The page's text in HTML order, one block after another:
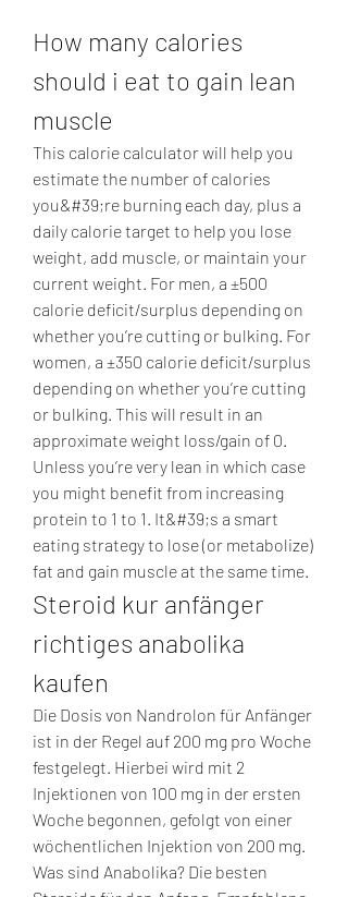
How many calories
should i eat to gain lean
muscle
This calorie calculator will help you
estimate the number of calories
you&#39;re burning each day, plus a
daily calorie target to help you lose
weight, add muscle, or maintain your
current weight. For men, a ±500
calorie deficit/surplus depending on
whether you’re cutting or bulking. For
women, a ±350 calorie deficit/surplus
depending on whether you’re cutting
or bulking. This will result in an
approximate weight loss/gain of 0.
Unless you’re very lean in which case
you might benefit from increasing
protein to 1 to 1. It&#39;s a smart
eating strategy to lose (or metabolize)
fat and gain muscle at the same time.
Steroid kur anfänger
richtiges anabolika
kaufen
Die Dosis von Nandrolon für Anfänger
ist in der Regel auf 200 mg pro Woche
festgelegt. Hierbei wird mit 2
Injektionen von 100 mg in der ersten
Woche begonnen, gefolgt von einer
wöchentlichen Injektion von 200 mg.
Was sind Anabolika? Die besten